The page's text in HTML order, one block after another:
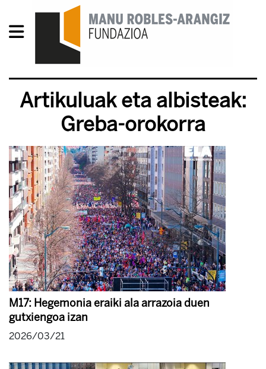
Artikuluak eta albisteak:
Greba-orokorra
M17: Hegemonia eraiki ala arrazoia duen
gutxiengoa izan
2026/03/21